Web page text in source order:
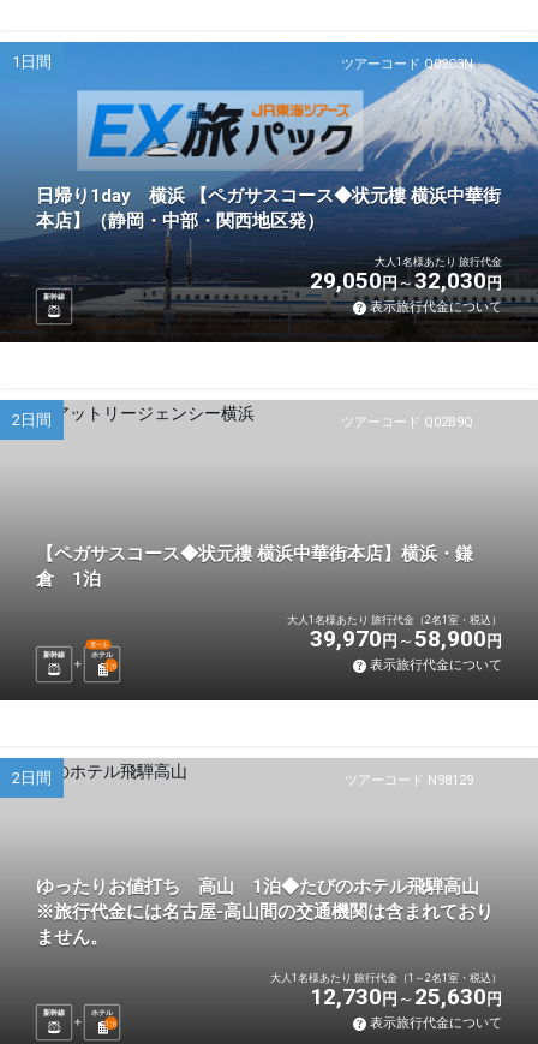
ツアーコード Q02C3N
1日間
日帰り1day 横浜 【ペガサスコース◆状元樓 横浜中華街
本店】（静岡・中部・関西地区発）
新幹線
大人1名様あたり 旅行代金
29,050円 32,030円
表示旅行代金について
ツアーコード Q02B9Q
2日間
【ペガサスコース◆状元樓 横浜中華街本店】横浜・鎌
倉 1泊
新幹線 ホテル
選べる
1 泊
大人1名様あたり 旅行代金（2名1室・税込）
39,970 円 58,900 円
表示旅行代金について
ツアーコード N98129
2日間
ゆったりお値打ち 高山 1泊◆たびのホテル飛騨高山
※旅行代金には名古屋-高山間の交通機関は含まれており
ません。
新幹線
ホテル
1 泊
大人1名様あたり 旅行代金（1～2名1室・税込）
12,730 円 25,630 円
表示旅行代金について